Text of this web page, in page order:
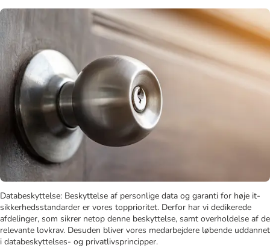
Databeskyttelse: Beskyttelse af personlige data og garanti for høje it-
sikkerhedsstandarder er vores topprioritet. Derfor har vi dedikerede
afdelinger, som sikrer netop denne beskyttelse, samt overholdelse af de
relevante lovkrav. Desuden bliver vores medarbejdere løbende uddannet
i databeskyttelses- og privatlivsprincipper.